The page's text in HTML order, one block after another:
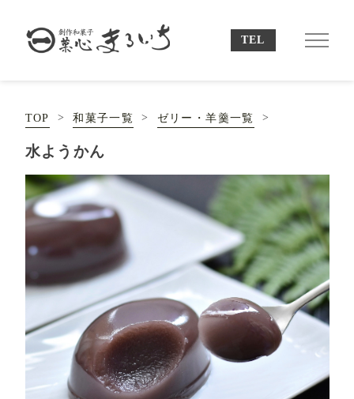
TOP 和菓子一覧 ゼリー・羊羹一覧
水ようかん